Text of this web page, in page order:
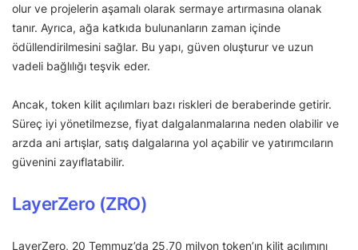
olur ve projelerin aşamalı olarak sermaye artırmasına olanak
tanır. Ayrıca, ağa katkıda bulunanların zaman içinde
ödüllendirilmesini sağlar. Bu yapı, güven oluşturur ve uzun
vadeli bağlılığı teşvik eder.
Ancak, token kilit açılımları bazı riskleri de beraberinde getirir.
Süreç iyi yönetilmezse, fiyat dalgalanmalarına neden olabilir ve
arzda ani artışlar, satış dalgalarına yol açabilir ve yatırımcıların
güvenini zayıflatabilir.
LayerZero (ZRO)
LayerZero, 20 Temmuz’da 25,70 milyon token’ın kilit açılımını